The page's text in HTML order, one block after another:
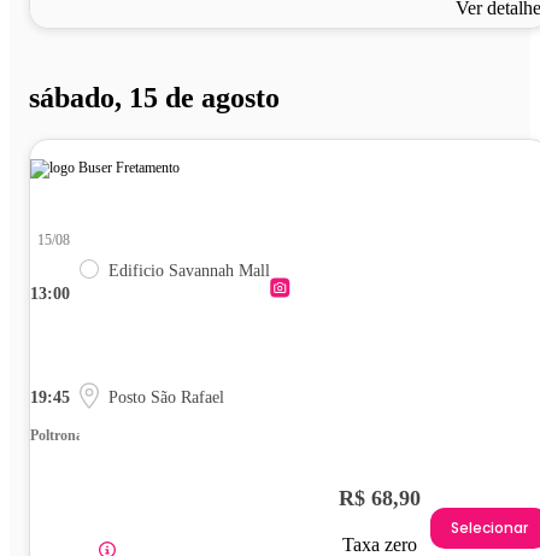
Ver
sábado, 15 de agosto
13:00
15/08
Edificio Savannah Mall
19:45 Posto São Rafael
Poltrona
R$ 68,90
Taxa zero
Selecionar